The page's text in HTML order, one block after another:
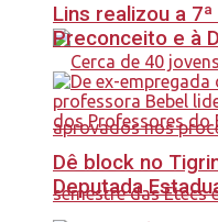
Lins realizou a
Preconceito e à
Dê block no
Deputada